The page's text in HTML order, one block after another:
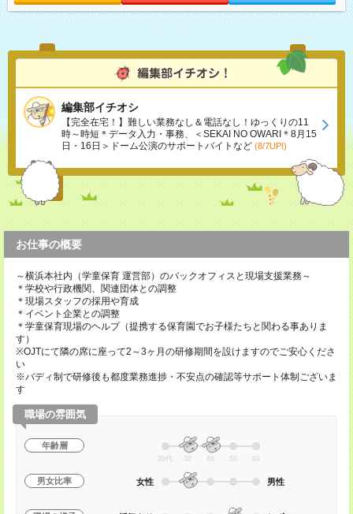
編集部イチオシ
【完全在宅！】難しい業務なし＆電話なし！ゆっくりの11
時～時短＊データ入力・事務、＜SEKAI NO OWARI＊8月15
日・16日＞ドーム公演のサポートバイトなど (8/7UP!)
お仕事の概要
～横浜本社内（学童保育 運営部）のバックオフィスと現場支援業務～
＊学校や行政機関、関連団体との調整
＊現場スタッフの採用や育成
＊イベント企業との調整
＊学童保育現場のヘルプ（提携する保育園でお子様たちと関わる事ありま
す）
※OJTにて隣の席に座って2～3ヶ月の研修期間を設けますのでご安心くださ
い
※バディ制で研修後も都度業務進捗・不安点の確認等サポート体制ございま
す
職場の雰囲気
年齢層
20代 30 40 50 60
男女比率 女性 男性